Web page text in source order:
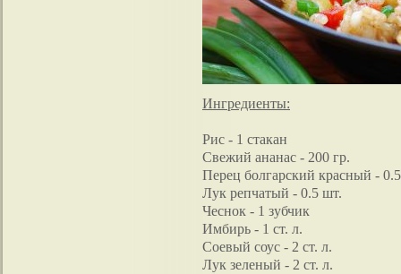
Ингредиенты:
Рис - 1 стакан
Свежий ананас - 200 гр.
Перец болгарский красный -
Лук репчатый - 0.5 шт.
Чеснок - 1 зубчик
Имбирь - 1 ст. л.
Соевый соус - 2 ст. л.
Лук зеленый - 2 ст. л.